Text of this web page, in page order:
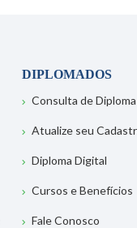
DIPLOMADOS
Consulta de Diploma
Atualize seu
Diploma Digital
Cursos e Benefícios
Fale Conosco